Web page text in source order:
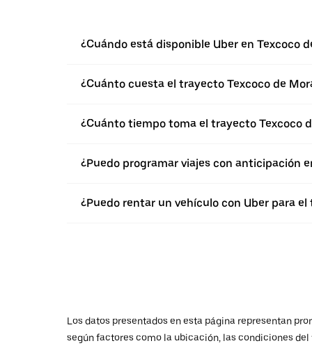
¿Cuándo está disponible Uber en Texcoco
¿Cuánto cuesta el trayecto Texcoco de
¿Cuánto tiempo toma el trayecto Texcoco
¿Puedo programar viajes con anticipación
¿Puedo rentar un vehículo con Uber para
Los datos presentados en esta página representan
según factores como la ubicación, las condiciones